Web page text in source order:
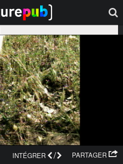
PARTAGER
INTÉGRER /